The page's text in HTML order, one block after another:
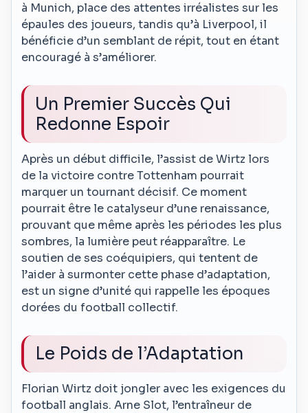
à Munich, place des attentes irréalistes sur les
épaules des joueurs, tandis qu’à Liverpool, il
bénéficie d’un semblant de répit, tout en étant
encouragé à s’améliorer.
Un Premier Succès Qui
Redonne Espoir
Après un début difficile, l’assist de Wirtz lors
de la victoire contre Tottenham pourrait
marquer un tournant décisif. Ce moment
pourrait être le catalyseur d’une renaissance,
prouvant que même après les périodes les plus
sombres, la lumière peut réapparaître. Le
soutien de ses coéquipiers, qui tentent de
l’aider à surmonter cette phase d’adaptation,
est un signe d’unité qui rappelle les époques
dorées du football collectif.
Le Poids de l’Adaptation
Florian Wirtz doit jongler avec les exigences du
football anglais. Arne Slot, l’entraîneur de